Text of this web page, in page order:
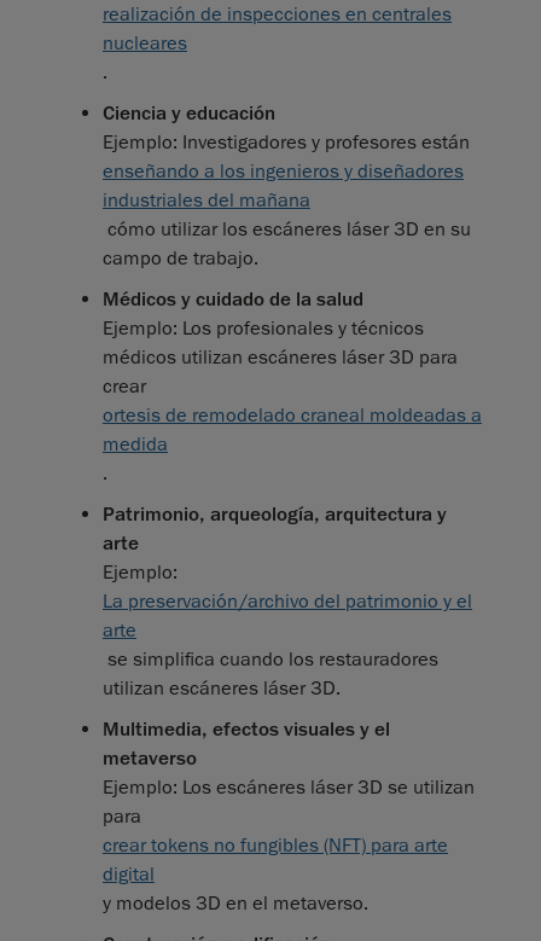
realización de inspecciones en centrales
nucleares
.
Ciencia y educación
Ejemplo: Investigadores y profesores están
enseñando a los ingenieros y diseñadores
industriales del mañana
cómo utilizar los escáneres láser 3D en su
campo de trabajo.
Médicos y cuidado de la salud
Ejemplo: Los profesionales y técnicos
médicos utilizan escáneres láser 3D para
crear
ortesis de remodelado craneal moldeadas a
medida
.
Patrimonio, arqueología, arquitectura y
arte
Ejemplo:
La preservación/archivo del patrimonio y el
arte
se simplifica cuando los restauradores
utilizan escáneres láser 3D.
Multimedia, efectos visuales y el
metaverso
Ejemplo: Los escáneres láser 3D se utilizan
para
crear tokens no fungibles (NFT) para arte
digital
y modelos 3D en el metaverso.